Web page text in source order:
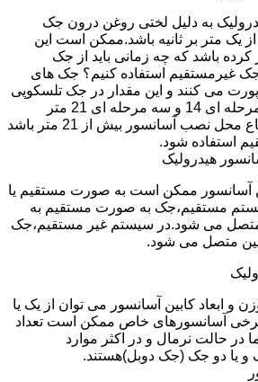
به دلیل لختی روغن درون جک
یک متر بر ثانیه باشد.ممکن است این
باشد که چه زمانی باید از جک
غیرمستقیم استفاده کنیم؟ جک های
متر را ساپورت می کنند و این مقدار در جک تلسکوپی
تک مرحله ای 7 متر،دو مرحله ای 14 و سه مرحله ای 21 متر
است.در صورتی که ارتفاع محل نصب آسانسور بیش از 21 متر باشد
استفاده شود.
هیدرولیک
آسانسور ممکن است به صورت مستقیم یا
مستقیم،جک به صورت مستقیم به
متصل می شود.در سیستم غیر مستقیم،جک
متصل می شود.
و ابعاد کابین آسانسور می توان از یک یا
آسانسورهای خاص ممکن است تعداد
در حالت نرمال و در اکثر موارد
و یا دو جک (جک دوبل)هستند.